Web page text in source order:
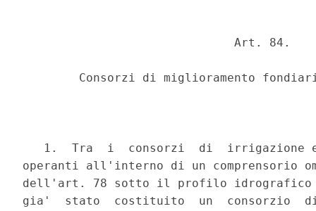
                              Art. 84.
Consorzi di miglioramento
1.  Tra  i  consorzi  di  irrigazione
operanti all'interno di un comprensorio
dell'art. 78 sotto il profilo idrografico
gia'  stato  costituito  un  consorzio  di